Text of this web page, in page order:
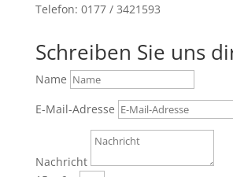
Telefon: 0177 / 3421593
Schreiben Sie uns
Name
E-Mail-Adresse
Nachricht